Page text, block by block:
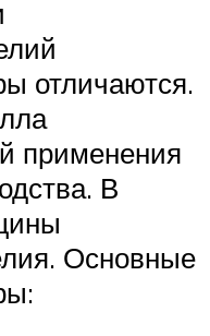
отличаются.
применения
В
Основные